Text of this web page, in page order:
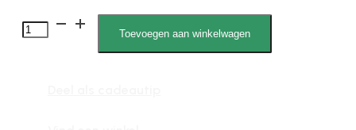
1973
Toevoegen aan winkelwagen